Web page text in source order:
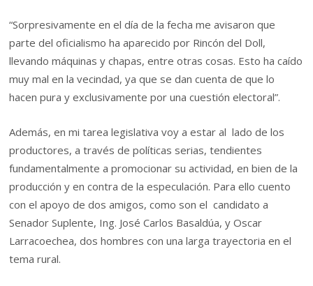
“Sorpresivamente en el día de la fecha me avisaron que
parte del oficialismo ha aparecido por Rincón del Doll,
llevando máquinas y chapas, entre otras cosas. Esto ha caído
muy mal en la vecindad, ya que se dan cuenta de que lo
hacen pura y exclusivamente por una cuestión electoral”.
Además, en mi tarea legislativa voy a estar al lado de los
productores, a través de políticas serias, tendientes
fundamentalmente a promocionar su actividad, en bien de la
producción y en contra de la especulación. Para ello cuento
con el apoyo de dos amigos, como son el candidato a
Senador Suplente, Ing. José Carlos Basaldúa, y Oscar
Larracoechea, dos hombres con una larga trayectoria en el
tema rural.